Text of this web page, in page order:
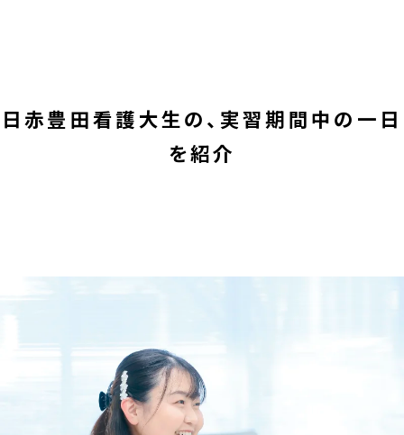
日赤豊田看護大生の、実習期間中の一日
を紹介